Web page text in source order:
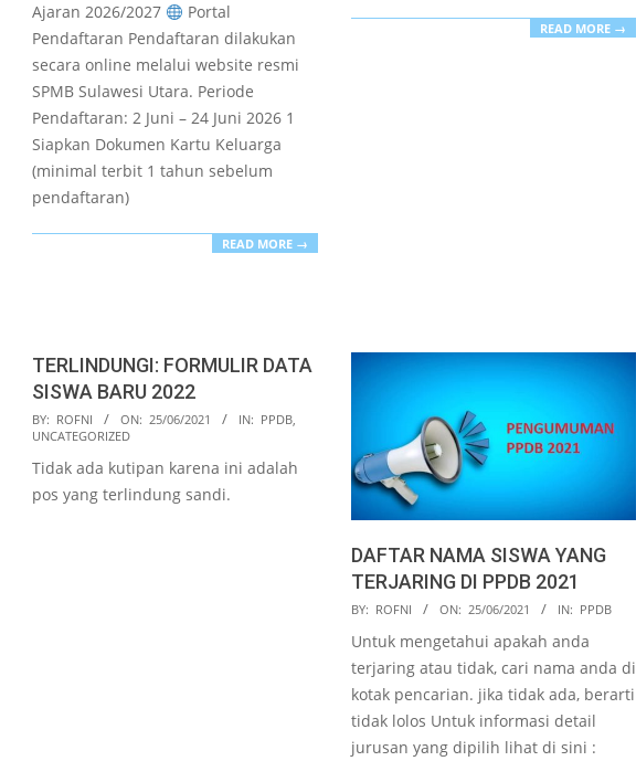
Ajaran 2026/2027
Portal
Pendaftaran Pendaftaran dilakukan
secara online melalui website resmi
SPMB Sulawesi Utara. Periode
Pendaftaran: 2 Juni – 24 Juni 2026 1
Siapkan Dokumen Kartu Keluarga
(minimal terbit 1 tahun sebelum
pendaftaran)
READ MORE →
READ MORE →
TERLINDUNGI: FORMULIR DATA
SISWA BARU 2022
2021-
06-
25
BY: ROFNI ON: 25/06/2021 IN: PPDB
UNCATEGORIZED
Tidak ada kutipan karena ini adalah
pos yang terlindung sandi.
DAFTAR NAMA SISWA YANG
TERJARING DI PPDB 2021
2021-
06-
25
BY: ROFNI ON: 25/06/2021 IN: PPDB
Untuk mengetahui apakah anda
terjaring atau tidak, cari nama anda di
kotak pencarian. jika tidak ada, berarti
tidak lolos Untuk informasi detail
jurusan yang dipilih lihat di sini :